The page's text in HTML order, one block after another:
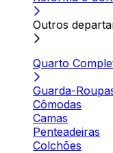
Outros
Quarto
Guarda-
Cômodas
Camas
Penteadeiras
Colchões